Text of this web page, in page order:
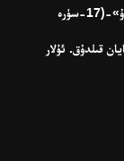
«شۈبھىسىزكى، بۇ قۇرئان ئەڭ توغرا يولغا باشلايدۇ»-(17-سۈرە
قىلدۇق. ئۇلار